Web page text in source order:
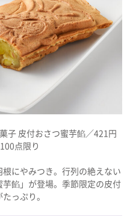
子 皮付おさつ蜜芋餡／421円
点限り
にやみつき。行列の絶えない
餡」が登場。季節限定の皮付
っぷり。